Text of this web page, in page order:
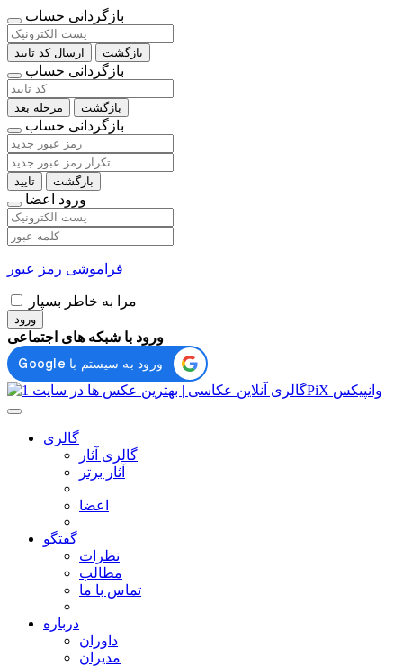
بازگردانی حساب
ارسال کد تایید بازگشت
بازگردانی حساب
مرحله بعد بازگشت
بازگردانی حساب
تایید بازگشت
ورود اعضا
فراموشی رمز عبور
مرا به خاطر بسپار
ورود
ورود با شبکه های اجتماعی
گالری
گالری آثار
آثار برتر
اعضا
گفتگو
نظرات
مطالب
تماس با ما
درباره
داوران
مدیران